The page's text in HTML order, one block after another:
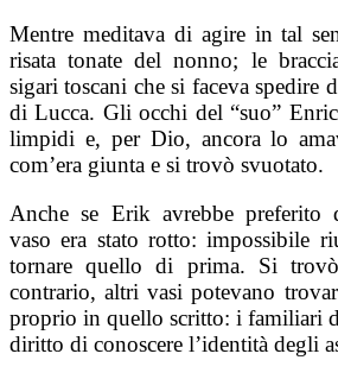
Mentre meditava di agire in tal
risata tonate del nonno; le
sigari toscani che si faceva spedire
di Lucca. Gli occhi del “suo”
limpidi e, per Dio, ancora lo
com’era giunta e si trovò svuotato.
Anche se Erik avrebbe preferito
vaso era stato rotto: impossibile
tornare quello di prima. Si
contrario, altri vasi potevano
proprio in quello scritto: i familiari
diritto di conoscere l’identità degli